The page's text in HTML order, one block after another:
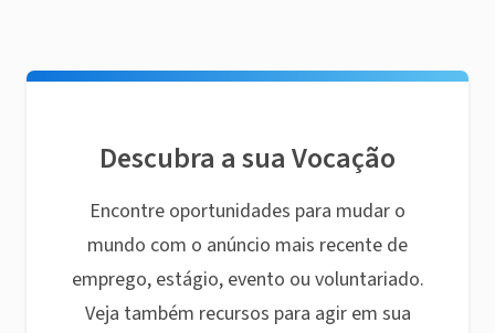
Descubra a sua Vocação
Encontre oportunidades para mudar o
mundo com o anúncio mais recente de
emprego, estágio, evento ou voluntariado.
Veja também recursos para agir em sua